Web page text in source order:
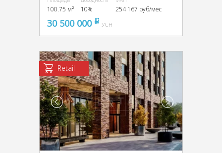
100.75 м² 10% 254 167 руб/мес
30 500 000 pуб
УСН
Retail